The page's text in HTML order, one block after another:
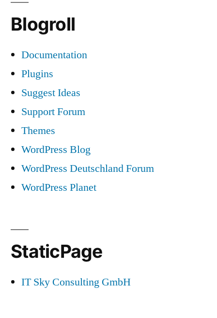
Blogroll
Documentation
Plugins
Suggest Ideas
Support Forum
Themes
WordPress Blog
WordPress Deutschland Forum
WordPress Planet
StaticPage
IT Sky Consulting GmbH